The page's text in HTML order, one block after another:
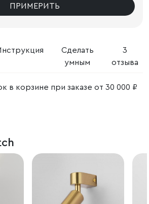
Сделать
умным
3
отзыва
в корзине при заказе от 30 000 ₽
ПРИМЕРИТЬ